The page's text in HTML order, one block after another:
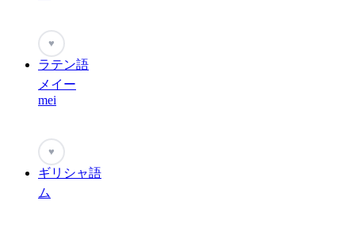
♥
ラテン語
メイー
mei
♥
ギリシャ語
ム